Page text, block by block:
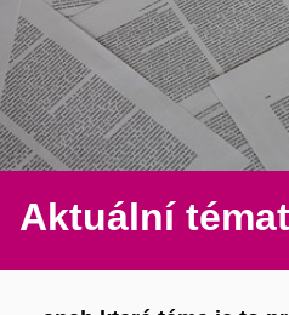
Aktuální